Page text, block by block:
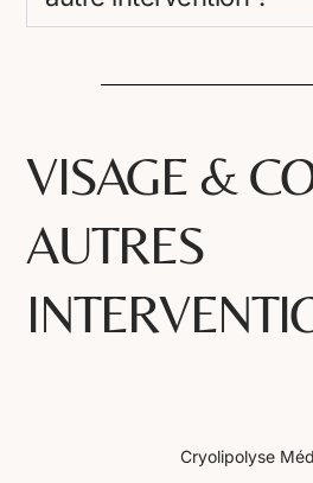
VISAGE &
AUTRES
Cryolipolyse